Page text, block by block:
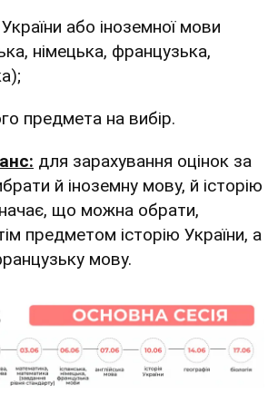
України або іноземної мови
німецька, французька,
предмета на вибір.
для зарахування оцінок за
й іноземну мову, й історію
що можна обрати,
предметом історію України, а
мову.